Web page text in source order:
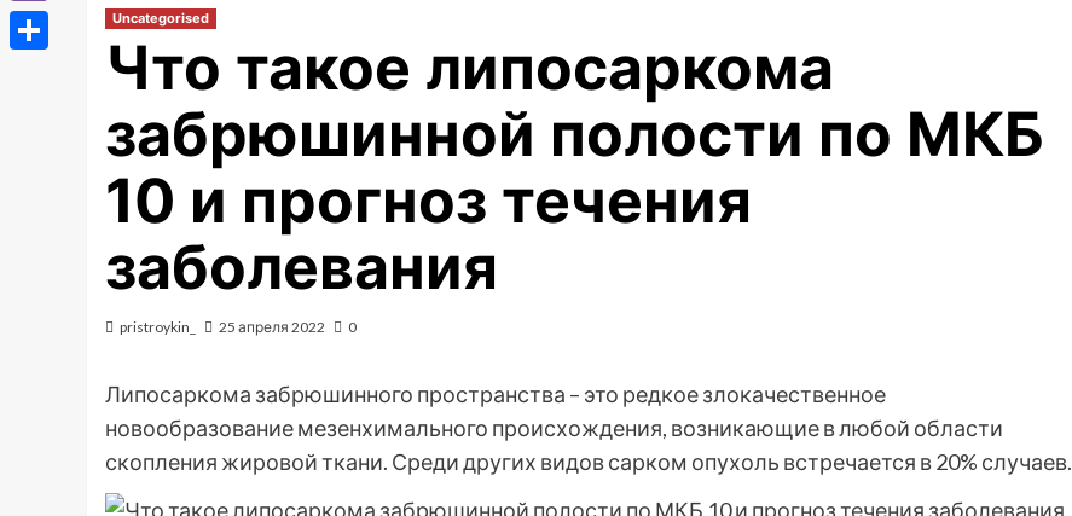
Uncategorised
Что такое липосаркома
забрюшинной полости по МКБ
10 и прогноз течения
заболевания
pristroykin_ 25 апреля 2022 0
Липосаркома забрюшинного пространства – это редкое злокачественное
новообразование мезенхимального происхождения, возникающие в любой области
скопления жировой ткани. Среди других видов сарком опухоль встречается в 20% случаев.
Viber
Отправить